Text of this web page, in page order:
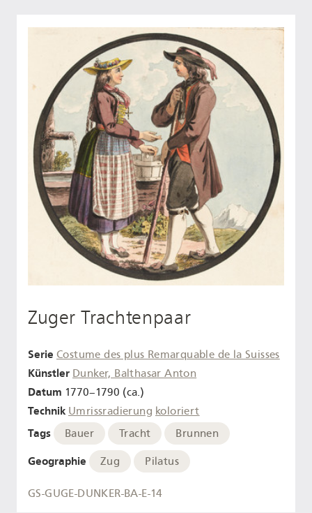
Zuger Trachtenpaar
Serie Costume des plus Remarquable de la Suisses
Künstler Dunker, Balthasar Anton
Datum 1770–1790 (ca.)
Technik Umrissradierung koloriert
Tags Bauer Tracht Brunnen
Geographie Zug Pilatus
GS-GUGE-DUNKER-BA-E-14